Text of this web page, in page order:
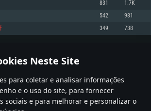
Neste Site
para coletar e analisar informações
e o uso do site, para fornecer
sociais e para melhorar e personalizar o
ou superior
larga.
com os drivers mais recentes (não mais de 6
(Radeon RX 570) com os drivers mais recentes
larga.
831 1.7K
542 981
349 738